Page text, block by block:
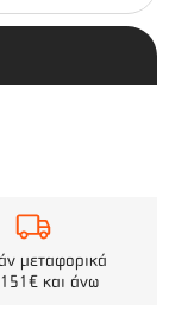
μεταφορικά
και άνω